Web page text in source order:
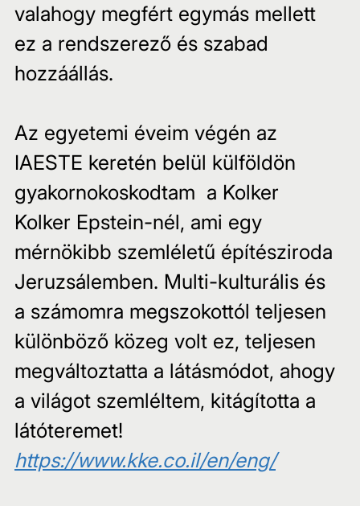
valahogy megfért egymás mellett
ez a rendszerező és szabad
hozzáállás.
Az egyetemi éveim végén az
IAESTE keretén belül külföldön
gyakornokoskodtam  a Kolker
Kolker Epstein-nél, ami egy
mérnökibb szemléletű építésziroda
Jeruzsálemben. Multi-kulturális és
a számomra megszokottól teljesen
különböző közeg volt ez, teljesen
megváltoztatta a látásmódot, ahogy
a világot szemléltem, kitágította a
látóteremet!
https://www.kke.co.il/en/eng/